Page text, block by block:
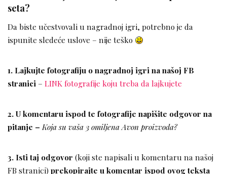
seta?
Da biste učestvovali u nagradnoj igri, potrebno je da
ispunite sledeće uslove – nije teško
1. Lajkujte fotografiju o nagradnoj igri na našoj FB
stranici – LINK fotografije koju treba da lajkujete
2. U komentaru ispod te fotografije napišite odgovor na
pitanje –Koja su vaša 3 omiljena Avon proizvoda?
3. Isti taj odgovor (koji ste napisali u komentaru na našoj
FB stranici)prekopirajte u komentar ispod ovog teksta